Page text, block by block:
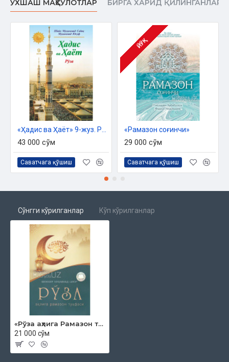
ЎХШАШ МАҲСУЛОТЛАР БИРГА ХАРИД ҚИЛИНГАНЛАР
43 000 сўм
Саватчага қўшиш
ЙЎҚ
«Рамазон соғинчи»
29 000 сўм
Саватчага қўшиш
Сўнгги кўрилганлар Кўп кўрилганлар
«Рўза аҳлига Рамазон туҳфаси»
21 000 сўм